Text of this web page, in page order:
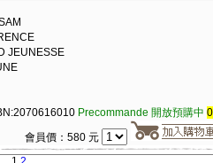
JEUNESSE
Precommande 開放預購中
會員價：580 元